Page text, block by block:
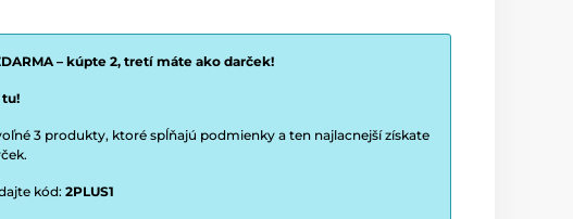
– kúpte 2, tretí máte ako darček!
tu!
3 produkty, ktoré spĺňajú podmienky a ten najlacnejší získate
kód: 2PLUS1